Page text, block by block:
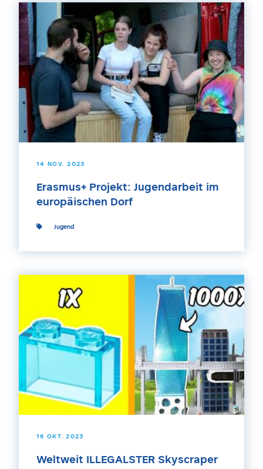
14 NOV. 2023
Erasmus+ Projekt: Jugendarbeit im
europäischen Dorf
Jugend
16 OKT. 2023
Weltweit ILLEGALSTER Skyscraper